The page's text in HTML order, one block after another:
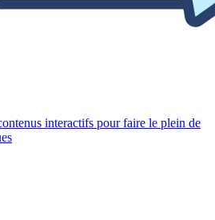
interactifs pour faire le plein de